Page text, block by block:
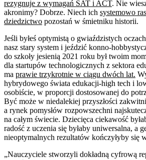
rezygnuje z wymagań SAT i ACT. Nie
akronimy? Dobrze. Niech ich systemowo
dziedzictwo pozostań w śmietniku historii.
Jeśli byłeś optymistą o gwiaździstych
nasz stary system i jeździć konno-
do szkoły jesienią 2021 roku był twoim
dla startupów technologicznych z sektora
ma prawie trzykrotnie w ciągu dwóch lat.
hybrydowego świata edukacji-high tech i
osobiście, w proporcji dostosowanej do
Być może w niedalekiej przyszłości
a rynek pomysłów rozpowszechni
na całym świecie. Dziecięca ciekawość
radość z uczenia się byłaby uniwersalna, a
nieoptymalnych rezultatów kończyłyby się
„Nauczyciele stworzyli dokładną cyfrową